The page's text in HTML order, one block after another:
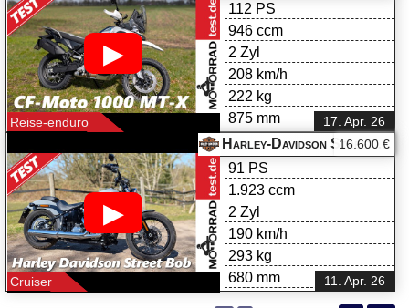
▶
17. Apr. 26
Reise-enduro
112 PS
946 ccm
2 Zyl
208 km/h
222 kg
875 mm
▶
Harley-Davidson Street Bob im Test
11. Apr. 26
Cruiser
16.600 €
91 PS
1.923 ccm
2 Zyl
190 km/h
293 kg
680 mm